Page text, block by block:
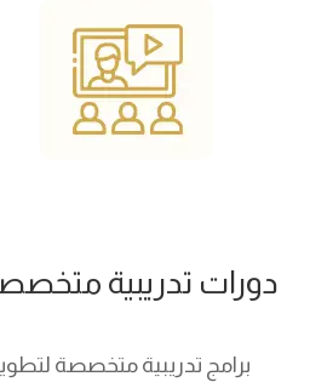
دورات تدريبية
برامج تدريبية متخصصة